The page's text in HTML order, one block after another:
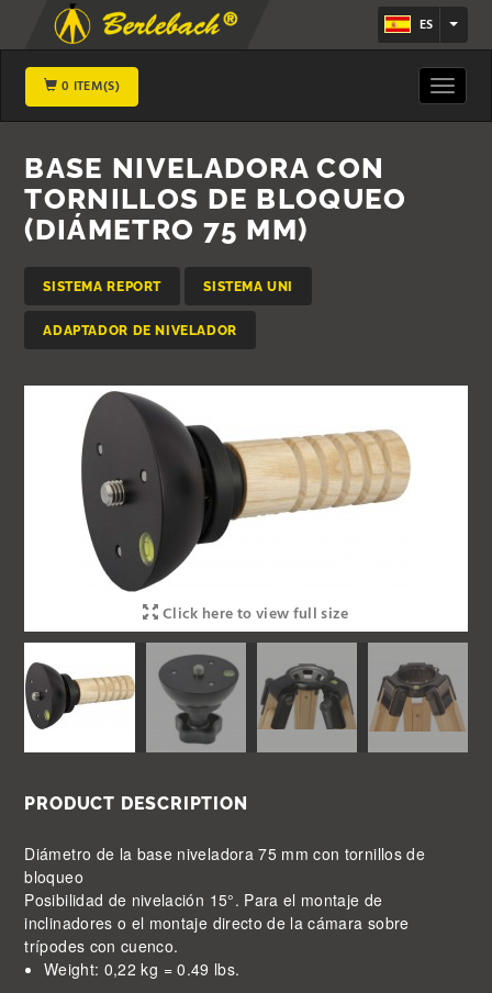
ES
0 ITEM(S)
Toggle
BASE NIVELADORA CON
TORNILLOS DE BLOQUEO
(DIÁMETRO 75 MM)
SISTEMA REPORT SISTEMA UNI
ADAPTADOR DE NIVELADOR
Click here to view full size
PRODUCT DESCRIPTION
Diámetro de la base niveladora 75 mm con tornillos de
bloqueo
Posibilidad de nivelación 15°. Para el montaje de
inclinadores o el montaje directo de la cámara sobre
trípodes con cuenco.
Weight: 0,22 kg = 0.49 lbs.